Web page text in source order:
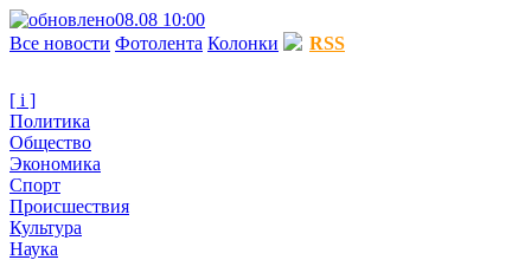
08.08 10:00
Все новости Фотолента Колонки RSS
[ i ]
Политика
Общество
Экономика
Спорт
Происшествия
Культура
Наука